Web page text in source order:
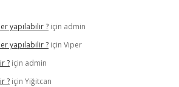
yapılabilir ? için admin
yapılabilir ? için Viper
? için admin
? için Yiğitcan